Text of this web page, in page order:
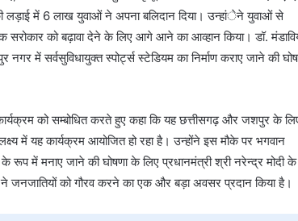
लड़ाई में 6 लाख युवाओं ने अपना बलिदान दिया। उन्हांेने युवाओं से
को बढ़ावा देने के लिए आगे आने का आव्हान किया। डॉ.
में सर्वसुविधायुक्त स्पोर्ट्स स्टेडियम का निर्माण कराए जाने की
को सम्बोधित करते हुए कहा कि यह छत्तीसगढ़ और जशपुर के
में यह कार्यक्रम आयोजित हो रहा है। उन्होंने इस मौके पर भगवान
रूप में मनाए जाने की घोषणा के लिए प्रधानमंत्री श्री नरेन्द्र मोदी के
ने जनजातियों को गौरव करने का एक और बड़ा अवसर प्रदान किया है।